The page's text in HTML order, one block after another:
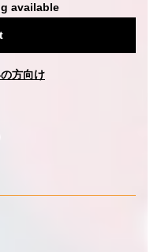
available
方向け